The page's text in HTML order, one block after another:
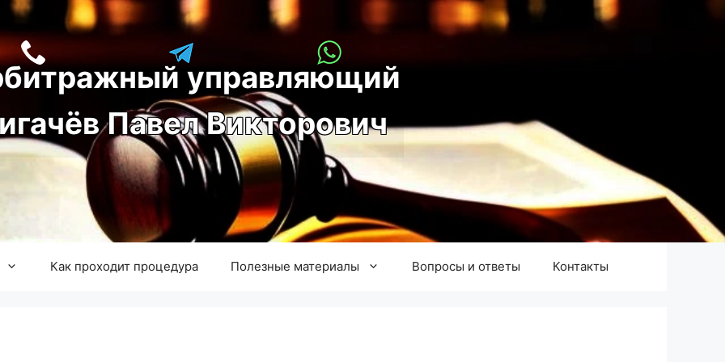
управляющий
игачёв Павел Викторович
Как проходит процедура Полезные материалы Вопросы и ответы Контакты